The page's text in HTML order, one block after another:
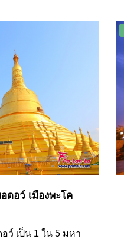
ดอว์ เมืองพะโค
ว์ เป็น 1 ใน 5 มหา